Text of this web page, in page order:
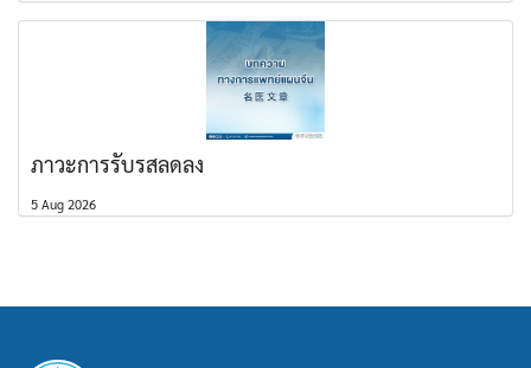
ภาวะการรับรสลดลง
5 Aug 2026